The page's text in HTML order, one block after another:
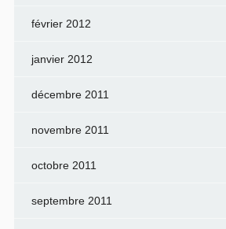
février 2012
janvier 2012
décembre 2011
novembre 2011
octobre 2011
septembre 2011